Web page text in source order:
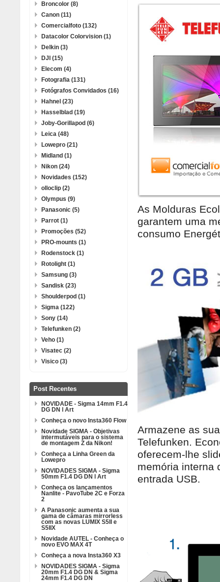
Broncolor (8)
Canon (11)
Comercialfoto (132)
Datacolor Colorvision (1)
Delkin (3)
DJI (15)
Elecom (4)
Fotografia (131)
Fotógrafos Convidados (16)
Hahnel (23)
Hasselblad (19)
Joby-Gorillapod (6)
Leica (48)
Lowepro (21)
Midland (1)
Nikon (24)
Novidades (152)
olloclip (2)
Olympus (9)
Panasonic (5)
Parrot (1)
Promoções (52)
PRO-mounts (1)
Rodenstock (1)
Rotolight (1)
Samsung (3)
Sandisk (23)
Shoulderpod (1)
Sigma (122)
Sony (14)
Telefunken (2)
Veho (1)
Visatec (2)
Visico (3)
Post Recentes
NOVIDADE - Sigma 14mm F1.4
DG DN l Art
Conheça o novo Insta360 Flow
Novidade SIGMA - Objetivas
intermutáveis para o sistema
de montagem Z da Nikon!
Conheça a Linha Green da
Lowepro
NOVIDADES SIGMA - Sigma
50mm F1.4 DG DN l Art
Conheça os lançamentos
Nanlite - PavoTube 2C e Forza
2
A Panasonic aumenta a sua
gama de câmaras mirrorless
com as novas LUMIX S5II e
S5IIX
Novidade AUTEL - Conheça o
novo EVO MAX 4T
Conheça a nova Insta360 X3
NOVIDADES SIGMA - Sigma
20mm F1.4 DG DN & Sigma
24mm F1.4 DG DN
As Molduras
garantem uma
consumo
Armazene as
Telefunken.
oferecem-lhe
memória interna
entrada USB.